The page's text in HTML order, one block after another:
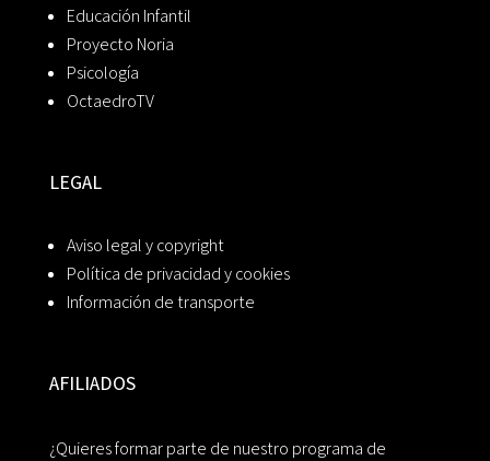
Educación Infantil
Proyecto Noria
Psicología
OctaedroTV
LEGAL
Aviso legal y copyright
Política de privacidad y cookies
Información de transporte
AFILIADOS
¿Quieres formar parte de nuestro programa de